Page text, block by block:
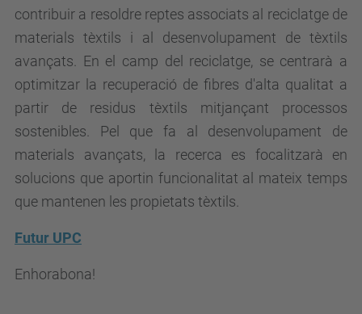
contribuir a resoldre reptes associats al reciclatge de
materials tèxtils i al desenvolupament de tèxtils
avançats. En el camp del reciclatge, se centrarà a
optimitzar la recuperació de fibres d'alta qualitat a
partir de residus tèxtils mitjançant processos
sostenibles. Pel que fa al desenvolupament de
materials avançats, la recerca es focalitzarà en
solucions que aportin funcionalitat al mateix temps
que mantenen les propietats tèxtils.
Futur UPC
Enhorabona!